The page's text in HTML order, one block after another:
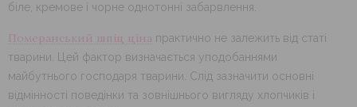
біле, кремове і чорне однотонні забарвлення.
Померанський шпіц ціна практично не залежить від статі
тварини. Цей фактор визначається уподобаннями
майбутнього господаря тварини. Слід зазначити основні
відмінності поведінки та зовнішнього вигляду хлопчиків і